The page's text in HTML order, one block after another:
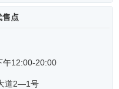
售点
午12:00-20:00
道2—1号